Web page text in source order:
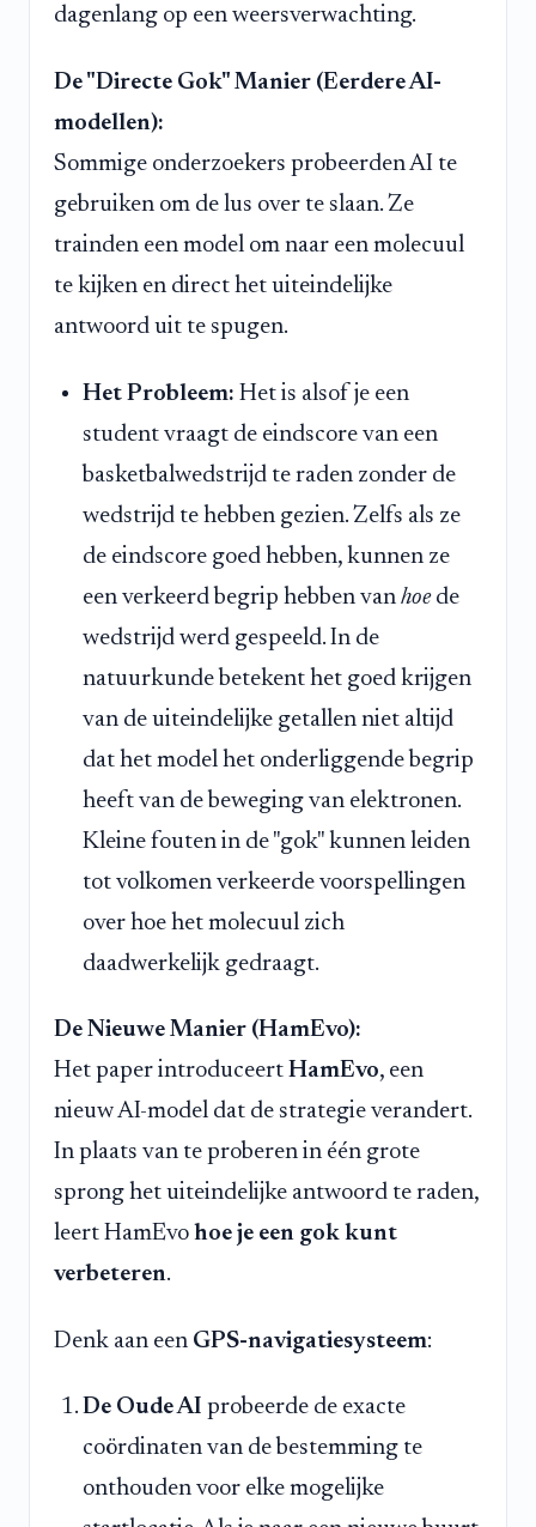
dagenlang op een weersverwachting.
De "Directe Gok" Manier (Eerdere AI-
modellen):
Sommige onderzoekers probeerden AI te
gebruiken om de lus over te slaan. Ze
trainden een model om naar een molecuul
te kijken en direct het uiteindelijke
antwoord uit te spugen.
Het Probleem: Het is alsof je een
student vraagt de eindscore van een
basketbalwedstrijd te raden zonder de
wedstrijd te hebben gezien. Zelfs als ze
de eindscore goed hebben, kunnen ze
een verkeerd begrip hebben van hoede
wedstrijd werd gespeeld. In de
natuurkunde betekent het goed krijgen
van de uiteindelijke getallen niet altijd
dat het model het onderliggende begrip
heeft van de beweging van elektronen.
Kleine fouten in de "gok" kunnen leiden
tot volkomen verkeerde voorspellingen
over hoe het molecuul zich
daadwerkelijk gedraagt.
De Nieuwe Manier (HamEvo):
Het paper introduceert HamEvo, een
nieuw AI-model dat de strategie verandert.
In plaats van te proberen in één grote
sprong het uiteindelijke antwoord te raden,
leert HamEvo hoe je een gok kunt
verbeteren.
Denk aan een GPS-navigatiesysteem:
De Oude AI probeerde de exacte
coördinaten van de bestemming te
onthouden voor elke mogelijke